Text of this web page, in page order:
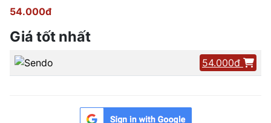
54.000đ
Giá tốt nhất
54.000đ